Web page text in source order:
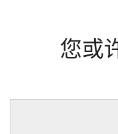
您或